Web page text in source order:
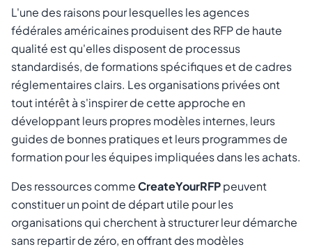
L'une des raisons pour lesquelles les agences
fédérales américaines produisent des RFP de haute
qualité est qu'elles disposent de processus
standardisés, de formations spécifiques et de cadres
réglementaires clairs. Les organisations privées ont
tout intérêt à s'inspirer de cette approche en
développant leurs propres modèles internes, leurs
guides de bonnes pratiques et leurs programmes de
formation pour les équipes impliquées dans les achats.
Des ressources commeCreateYourRFPpeuvent
constituer un point de départ utile pour les
organisations qui cherchent à structurer leur démarche
sans repartir de zéro, en offrant des modèles